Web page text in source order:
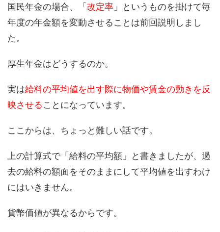
国民年金の場合、「 改定率 」というものを掛けて毎
年度の年金額を変動させることは前回説明しまし
た。
厚生年金はどうするのか。
実は給料の平均値を出す際に物価や賃金の動きを反
映させることになっています。
ここからは、ちょっと難しい話です。
上の計算式で「給料の平均額」と書きましたが、過
去の給料の額面をそのままにして平均値を出すわけ
にはいきません。
貨幣価値が異なるからです。